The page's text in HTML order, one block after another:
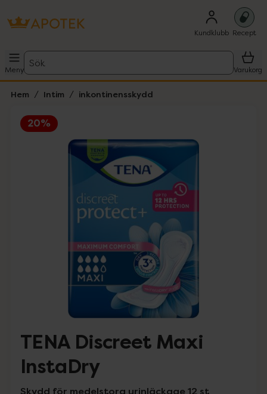
Kundklubb Recept
Meny
Sök
Varukorg
Hem Intim inkontinensskydd
20%
Lista: . Innehåller 2 objekt.
Hoppa över Lista
TENA Discreet Maxi
InstaDry
Skydd för medelstora urinläckage 12 st